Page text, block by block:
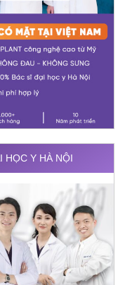
HỌC Y HÀ NỘI